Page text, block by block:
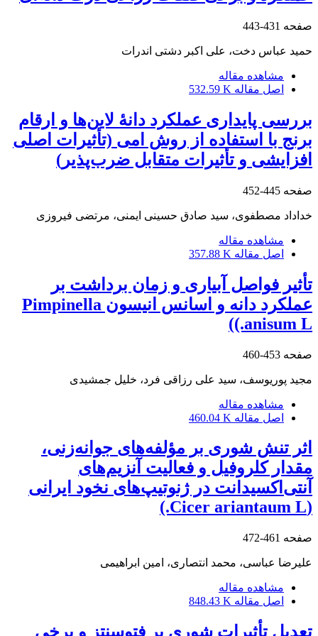
صفحه 431-443
حمید عباس دخت، علی اکبر دشتی اندرات
مشاهده مقاله
اصل مقاله 532.59 K
بررسی پایداری عملکرد دانۀ لاین‌ها و ارقام
برنج با استفاده از روش امی (تأثیرات اصلی
افزایشی و تأثیرات متقابل ضرب‌پذیر)
صفحه 445-452
خداداد مصطفوی، سید صادق حسینی ایمنی، مرتضی فیروزی
مشاهده مقاله
اصل مقاله 357.88 K
تأثیر فواصل آبیاری و زمان برداشت بر
عملکرد دانه و اسانس انیسون Pimpinella
anisum L.))
صفحه 453-460
مجید پوریوسف، سید علی رزاقی فرد، خلیل جمشیدی
مشاهده مقاله
اصل مقاله 460.04 K
اثر تنش شوری بر مؤلفه‌های جوانه‌زنی،
مقدار کلروفیل و فعالیت آنزیم‌های
آنتی‌اکسیدانت در ژنوتیپ‌های نخود ایرانی
(Cicer ariantaum L.)
صفحه 461-472
علیرضا عباسی، محمد انتصاری، امین ابراهیمی
مشاهده مقاله
اصل مقاله 848.43 K
تعدیل تأثیرات شوری بر فتوسنتز و برخی